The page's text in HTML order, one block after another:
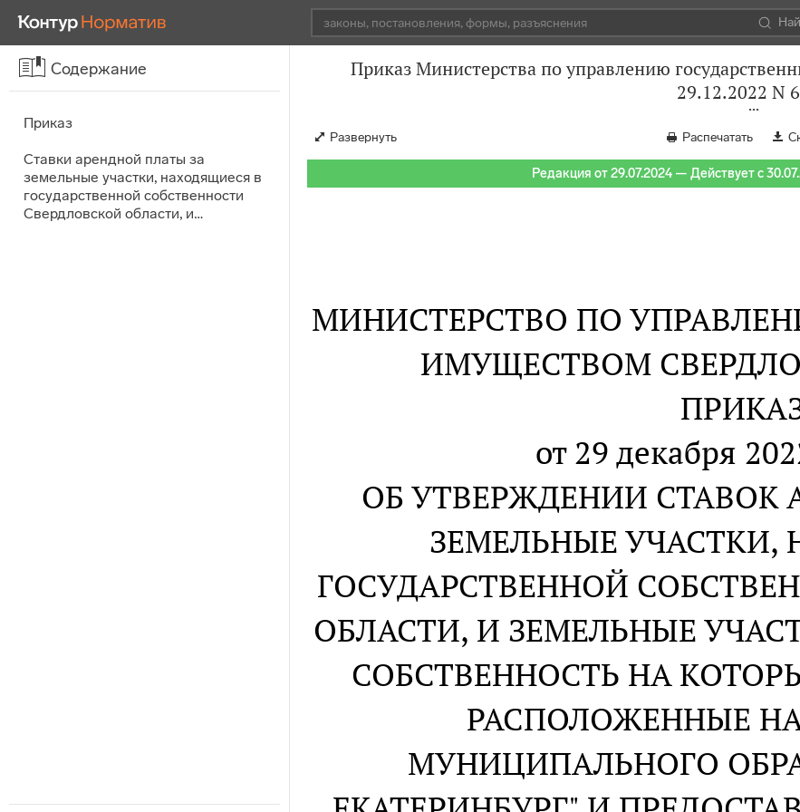
Содержание
Приказ
Ставки арендной платы за
земельные участки, находящиеся в
государственной собственности
Свердловской области, и…
Приказ Министерства по управлению
29.12.2022 N
Развернуть Распечатать
Редакция от 29.07.2024 — Действует с
МИНИСТЕРСТВО ПО
ИМУЩЕСТВОМ
от 29 декабря
ОБ УТВЕРЖДЕНИИ СТАВОК
ЗЕМЕЛЬНЫЕ УЧАСТКИ,
ГОСУДАРСТВЕННОЙ
ОБЛАСТИ, И ЗЕМЕЛЬНЫЕ
СОБСТВЕННОСТЬ НА
РАСПОЛОЖЕННЫЕ
МУНИЦИПАЛЬНОГО